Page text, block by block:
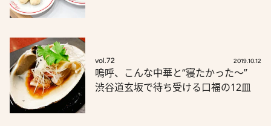
vol.72 2019.10.12
嗚呼、こんな中華と“寝たかった～”
渋谷道玄坂で待ち受ける口福の12皿